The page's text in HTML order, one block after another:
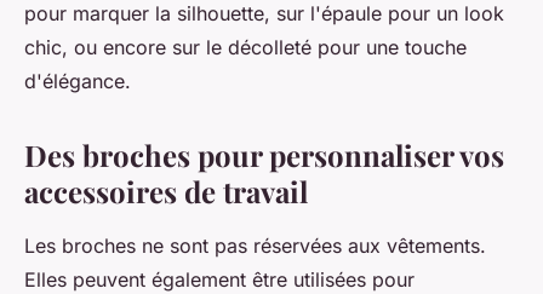
pour marquer la silhouette, sur l'épaule pour un look
chic, ou encore sur le décolleté pour une touche
d'élégance.
Des broches pour personnaliser vos
accessoires de travail
Les broches ne sont pas réservées aux vêtements.
Elles peuvent également être utilisées pour